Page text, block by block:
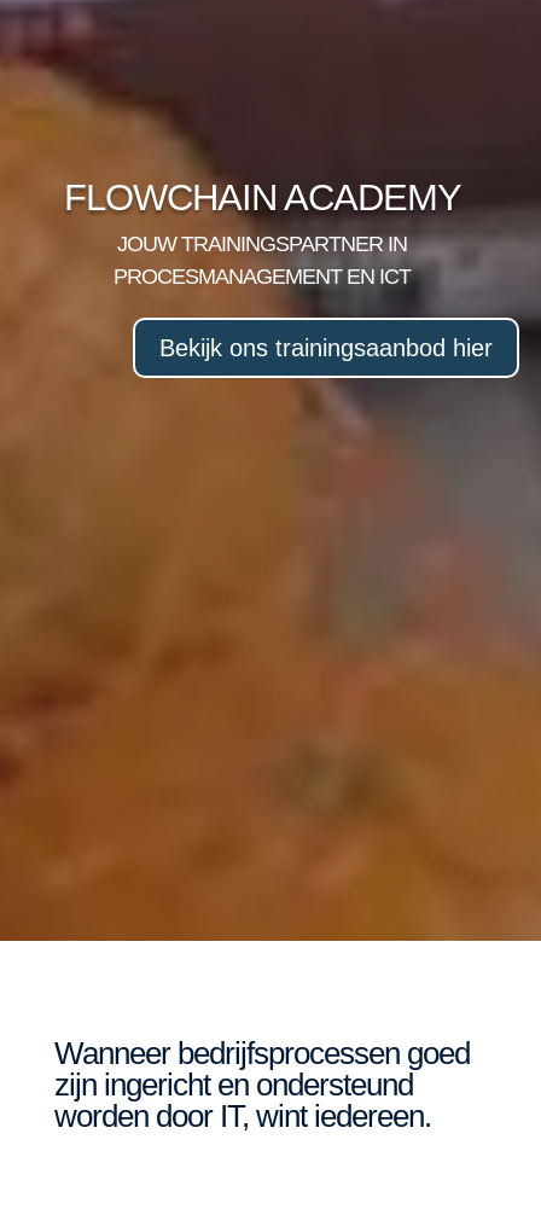
FLOWCHAIN ACADEMY
JOUW TRAININGSPARTNER IN
PROCESMANAGEMENT EN ICT
Bekijk ons trainingsaanbod hier
Wanneer bedrijfsprocessen goed
zijn ingericht en ondersteund
worden door IT, wint iedereen.